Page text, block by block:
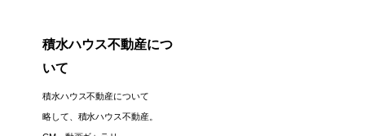
積水ハウス不動産につ
いて
積水ハウス不動産について
略して、積水ハウス不動産。